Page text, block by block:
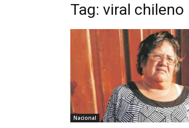
Tag: viral chileno
Nacional